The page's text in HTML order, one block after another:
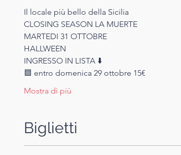
Il locale più bello della Sicilia
CLOSING SEASON LA MUERTE
MARTEDI 31 OTTOBRE
HALLWEEN
INGRESSO IN LISTA ⬇️
🟦 entro domenica 29 ottobre 15€
Mostra di più
Biglietti